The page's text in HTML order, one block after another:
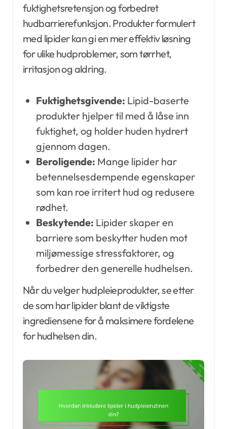
fuktighetsretensjon og forbedret
hudbarrierefunksjon. Produkter formulert
med lipider kan gi en mer effektiv løsning
for ulike hudproblemer, som tørrhet,
irritasjon og aldring.
Fuktighetsgivende: Lipid-baserte
produkter hjelper til med å låse inn
fuktighet, og holder huden hydrert
gjennom dagen.
Beroligende: Mange lipider har
betennelsesdempende egenskaper
som kan roe irritert hud og redusere
rødhet.
Beskytende: Lipider skaper en
barriere som beskytter huden mot
miljømessige stressfaktorer, og
forbedrer den generelle hudhelsen.
Når du velger hudpleieprodukter, se etter
de som har lipider blant de viktigste
ingrediensene for å maksimere fordelene
for hudhelsen din.